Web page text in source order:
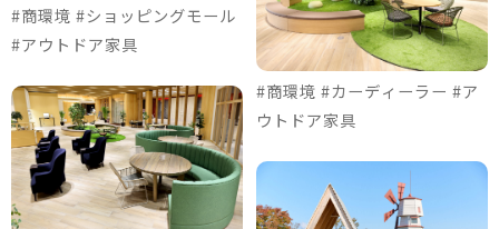
#商環境 #ショッピングモール
#アウトドア家具
#商環境 #カーディーラー #ア
ウトドア家具